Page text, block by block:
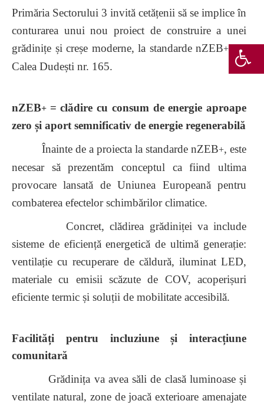
Primăria Sectorului 3 invită cetățenii să se implice în
conturarea unui nou proiect de construire a unei
grădinițe și creșe moderne, la standarde nZEB+, pe
Calea Dudești nr. 165.
nZEB+ = clădire cu consum de energie aproape
zero și aport semnificativ de energie regenerabilă
Înainte de a proiecta la standarde nZEB+, este
necesar să prezentăm conceptul ca fiind ultima
provocare lansată de Uniunea Europeană pentru
combaterea efectelor schimbărilor climatice.
Concret, clădirea grădiniței va include
sisteme de eficiență energetică de ultimă generație:
ventilație cu recuperare de căldură, iluminat LED,
materiale cu emisii scăzute de COV, acoperișuri
eficiente termic și soluții de mobilitate accesibilă.
Facilități pentru incluziune și interacțiune
comunitară
Grădinița va avea săli de clasă luminoase și
ventilate natural, zone de joacă exterioare amenajate